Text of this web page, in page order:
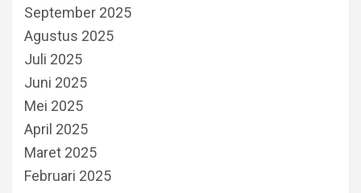
September 2025
Agustus 2025
Juli 2025
Juni 2025
Mei 2025
April 2025
Maret 2025
Februari 2025